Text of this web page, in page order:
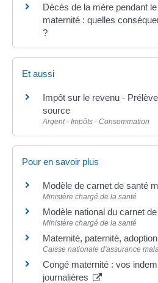
Décès de la mère pendant
maternité : quelles
?
Et aussi
Impôt sur le revenu -
source
Argent - Impôts - Consommation
Pour en savoir plus
Modèle de carnet de santé
Ministère chargé de la santé
Modèle national du carnet
Ministère chargé de la santé
Maternité, paternité, adoption
Caisse nationale d'assurance
Congé maternité : vos
journalières